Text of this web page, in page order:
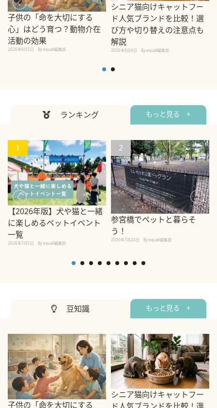
子供の「命を大切にする
心」はどう育つ？動物介在
活動の効果
2026年8月5日 By equall編集部
シニア猫向けキャットフー
ド人気ブランドを比較！選
び方や切り替えの注意点も
解説
2026年8月4日 By equall編集部
ランキング もっと見る +
1
【2026年版】犬や猫と一緒
に楽しめるペットイベント
一覧
2026年7月5日 By equall編集部
2
参宮橋でペットと暮らそ
う！
2020年7月24日 By equall編集部
豆知識 もっと見る +
子供の「命を大切にする
シニア猫向けキャットフー